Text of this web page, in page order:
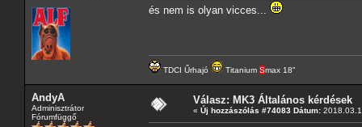
és nem is olyan vicces...
TDCI Űrhajó Titanium Smax 18"
AndyA
Adminisztrátor
Fórumfüggő
Válasz: MK3 Általános kérdések
« Új hozzászólás #74083 Dátum: